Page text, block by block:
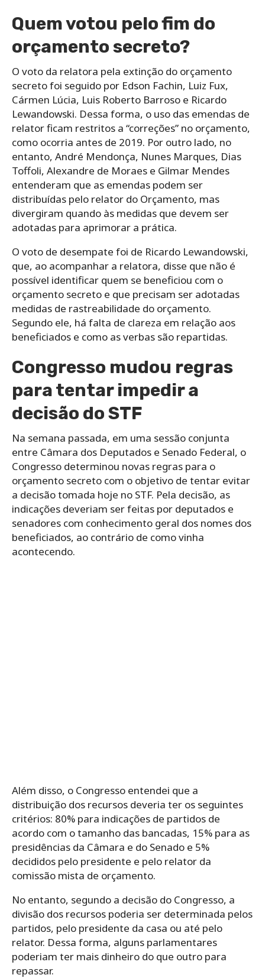
Quem votou pelo fim do
orçamento secreto?
O voto da relatora pela extinção do orçamento
secreto foi seguido por Edson Fachin, Luiz Fux,
Cármen Lúcia, Luis Roberto Barroso e Ricardo
Lewandowski. Dessa forma, o uso das emendas de
relator ficam restritos a “correções” no orçamento,
como ocorria antes de 2019. Por outro lado, no
entanto, André Mendonça, Nunes Marques, Dias
Toffoli, Alexandre de Moraes e Gilmar Mendes
entenderam que as emendas podem ser
distribuídas pelo relator do Orçamento, mas
divergiram quando às medidas que devem ser
adotadas para aprimorar a prática.
O voto de desempate foi de Ricardo Lewandowski,
que, ao acompanhar a relatora, disse que não é
possível identificar quem se beneficiou com o
orçamento secreto e que precisam ser adotadas
medidas de rastreabilidade do orçamento.
Segundo ele, há falta de clareza em relação aos
beneficiados e como as verbas são repartidas.
Congresso mudou regras
para tentar impedir a
decisão do STF
Na semana passada, em uma sessão conjunta
entre Câmara dos Deputados e Senado Federal, o
Congresso determinou novas regras para o
orçamento secreto com o objetivo de tentar evitar
a decisão tomada hoje no STF. Pela decisão, as
indicações deveriam ser feitas por deputados e
senadores com conhecimento geral dos nomes dos
beneficiados, ao contrário de como vinha
acontecendo.
Além disso, o Congresso entendei que a
distribuição dos recursos deveria ter os seguintes
critérios: 80% para indicações de partidos de
acordo com o tamanho das bancadas, 15% para as
presidências da Câmara e do Senado e 5%
decididos pelo presidente e pelo relator da
comissão mista de orçamento.
No entanto, segundo a decisão do Congresso, a
divisão dos recursos poderia ser determinada pelos
partidos, pelo presidente da casa ou até pelo
relator. Dessa forma, alguns parlamentares
poderiam ter mais dinheiro do que outro para
repassar.